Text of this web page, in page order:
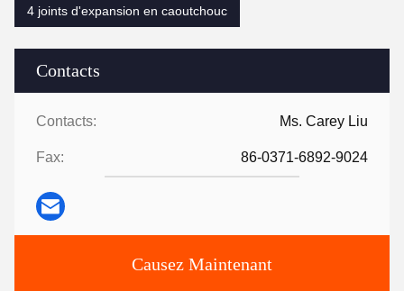
Contacts
Contacts: Ms. Carey Liu
Fax: 86-0371-6892-9024
Causez Maintenant
4 joints d'expansion en caoutchouc